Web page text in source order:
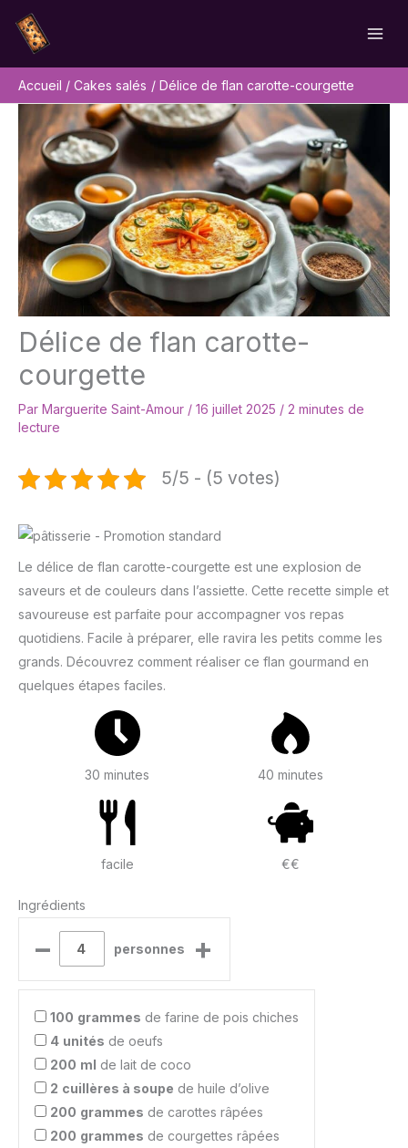
contenu
Accueil
Cakes salés Délice de flan carotte-courgette
Délice de flan carotte-
courgette
Par Marguerite Saint-Amour / 16 juillet 2025 / 2 minutes de
lecture
5/5 - (5 votes)
Le délice de flan carotte-courgette est une explosion de
saveurs et de couleurs dans l’assiette. Cette recette simple et
savoureuse est parfaite pour accompagner vos repas
quotidiens. Facile à préparer, elle ravira les petits comme les
grands. Découvrez comment réaliser ce flan gourmand en
quelques étapes faciles.
30 minutes 40 minutes
facile €€
Ingrédients
– personnes +
100 grammes de farine de pois chiches
4 unités de oeufs
200 ml de lait de coco
2 cuillères à soupe de huile d’olive
200 grammes de carottes râpées
200 grammes de courgettes râpées
Rechercher